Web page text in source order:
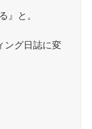
』と。
ング日誌に変